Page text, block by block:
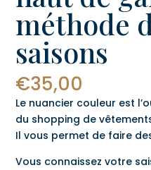
méthode
saisons
€35,00
Le nuancier couleur est
du shopping de
Il vous permet de faire
Vous connaissez votre